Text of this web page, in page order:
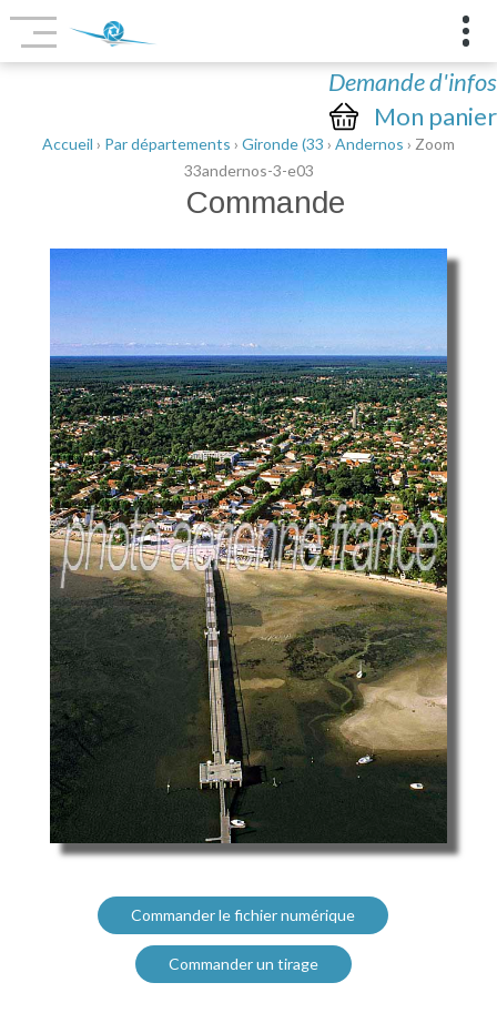
Demande d'infos
Mon panier
Accueil › Par départements › Gironde (33 › Andernos › Zoom
33andernos-3-e03
Commande
Commander le fichier numérique
Commander un tirage